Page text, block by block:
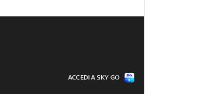
ACCEDI A SKY GO